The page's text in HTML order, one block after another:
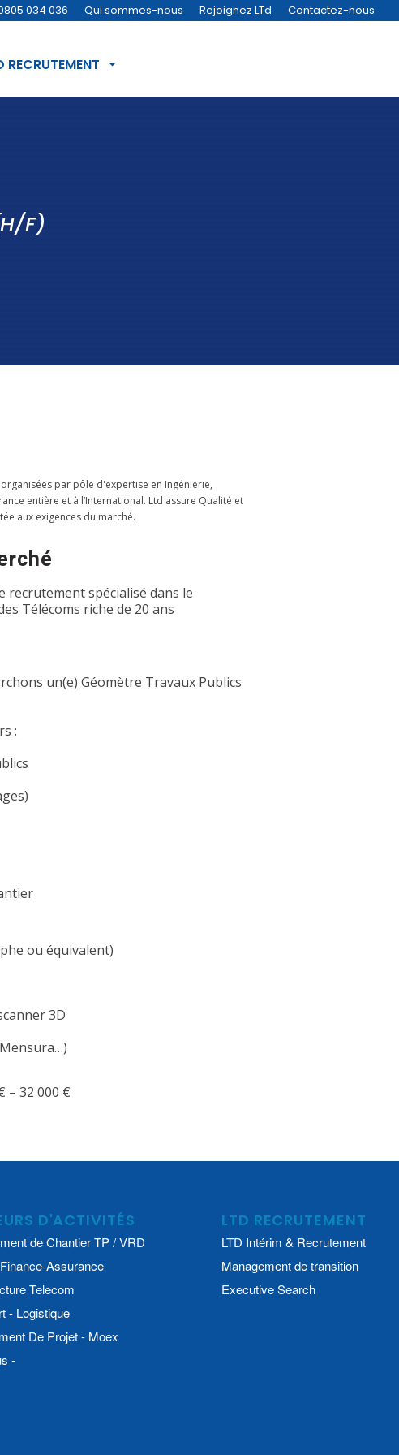
034 036 Qui sommes-nous Rejoignez LTd Contactez-nous
RECRUTEMENT
F)
par pôle d'expertise en Ingénierie,
entière et à l’International. Ltd assure Qualité et
aux exigences du marché.
recrutement spécialisé dans le
Télécoms riche de 20 ans
un(e) Géomètre Travaux Publics
:
ou équivalent)
3D
– 32 000 €
D'ACTIVITÉS
de Chantier TP / VRD
Assurance
Telecom
- Logistique
De Projet - Moex
-
LTD RECRUTEMENT
LTD Intérim & Recrutement
Management de transition
Executive Search